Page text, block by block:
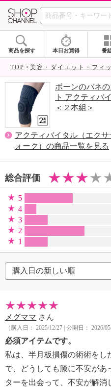
商品を探す 本日お買得 番
TOP 美容・ダイエット・フィ
ボーンのバネ
ト アクティバ
＜２本組＞
アクティバイタル（エク
ォーク）の商品一覧を見る
総合評価
5
4
3
2
1
メグママ さん
（購入日： 2025/12/27 | 公開日： 2026/05/
必須アイテムです。
私は、半月板損傷の術術をし
で、どうしても膝に不安があ
ターを出会って、不安が解消